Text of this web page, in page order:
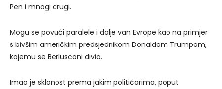
Pen i mnogi drugi.
Mogu se povući paralele i dalje van Evrope kao na primjer
s bivšim američkim predsjednikom Donaldom Trumpom,
kojemu se Berlusconi divio.
Imao je sklonost prema jakim političarima, poput